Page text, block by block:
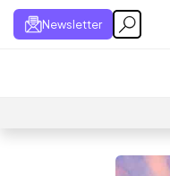
Newsletter